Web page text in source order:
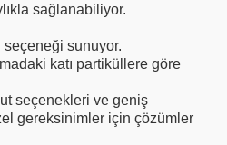
sağlanabiliyor.
seçeneği sunuyor.
katı partiküllere göre
seçenekleri ve geniş
gereksinimler için çözümler